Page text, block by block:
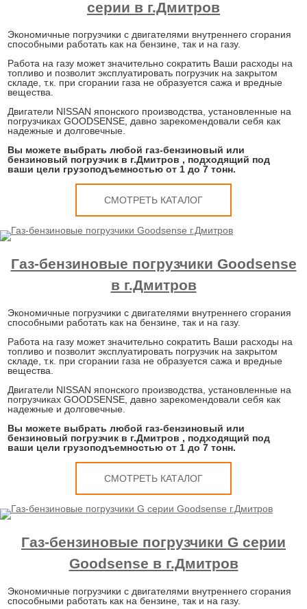
серии в г.Дмитров
Экономичные погрузчики с двигателями внутреннего сгорания
способными работать как на бензине, так и на газу.
Работа на газу может значительно сократить Ваши расходы на
топливо и позволит эксплуатировать погрузчик на закрытом
складе, т.к. при сгорании газа не образуется сажа и вредные
вещества.
Двигатели NISSAN японского производства, установленные на
погрузчиках GOODSENSE, давно зарекомендовали себя как
надежные и долговечные.
Вы можете выбрать любой газ-бензиновый или
бензиновый погрузчик в г.Дмитров , подходящий под
ваши цели грузоподъемностью от 1 до 7 тонн.
СМОТРЕТЬ КАТАЛОГ
Газ-бензиновые погрузчики Goodsense
в г.Дмитров
Экономичные погрузчики с двигателями внутреннего сгорания
способными работать как на бензине, так и на газу.
Работа на газу может значительно сократить Ваши расходы на
топливо и позволит эксплуатировать погрузчик на закрытом
складе, т.к. при сгорании газа не образуется сажа и вредные
вещества.
Двигатели NISSAN японского производства, установленные на
погрузчиках GOODSENSE, давно зарекомендовали себя как
надежные и долговечные.
Вы можете выбрать любой газ-бензиновый или
бензиновый погрузчик в г.Дмитров , подходящий под
ваши цели грузоподъемностью от 1 до 7 тонн.
СМОТРЕТЬ КАТАЛОГ
Газ-бензиновые погрузчики G серии
Goodsense в г.Дмитров
Экономичные погрузчики с двигателями внутреннего сгорания
способными работать как на бензине, так и на газу.